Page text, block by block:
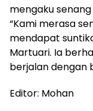
mengaku
“Kami merasa
mendapat
Martuari. Ia
berjalan dengan
Editor: Mohan